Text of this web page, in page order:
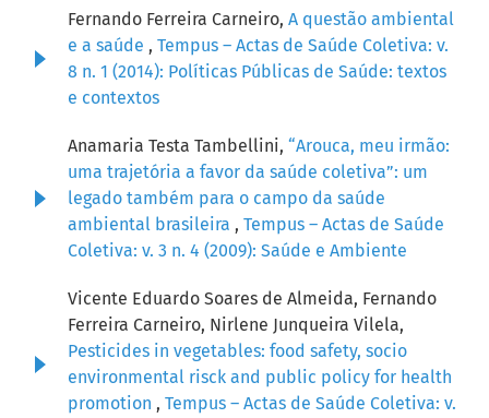
Fernando Ferreira Carneiro, A questão ambiental
e a saúde , Tempus – Actas de Saúde Coletiva: v.
8 n. 1 (2014): Políticas Públicas de Saúde: textos
e contextos
Anamaria Testa Tambellini, “Arouca, meu irmão:
uma trajetória a favor da saúde coletiva”: um
legado também para o campo da saúde
ambiental brasileira , Tempus – Actas de Saúde
Coletiva: v. 3 n. 4 (2009): Saúde e Ambiente
Vicente Eduardo Soares de Almeida, Fernando
Ferreira Carneiro, Nirlene Junqueira Vilela,
Pesticides in vegetables: food safety, socio
environmental risck and public policy for health
promotion , Tempus – Actas de Saúde Coletiva: v.